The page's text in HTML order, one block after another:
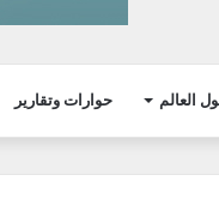
العالم حوارات وتقارير